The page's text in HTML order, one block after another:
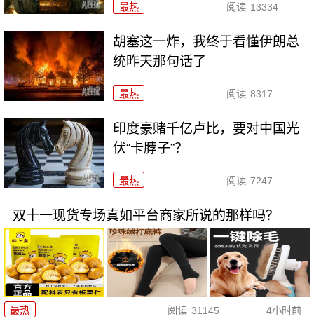
最热 阅读 13334
胡塞这一炸，我终于看懂伊朗总
统昨天那句话了
最热 阅读 8317
印度豪赌千亿卢比，要对中国光
伏“卡脖子”？
最热 阅读 7247
双十一现货专场真如平台商家所说的那样吗？
最热 阅读 31145 4小时前